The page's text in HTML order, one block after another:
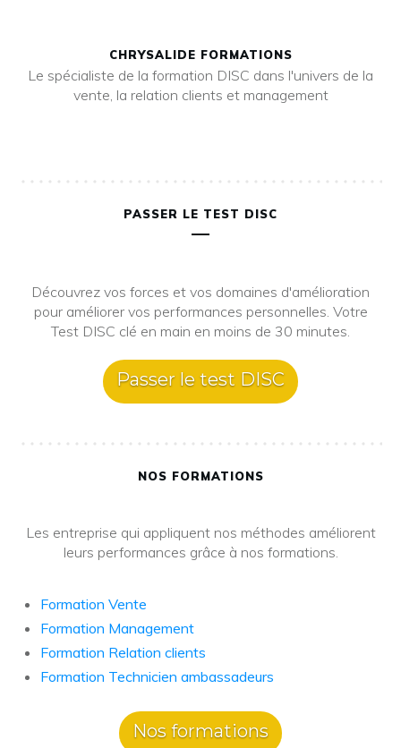
CHRYSALIDE FORMATIONS
Le spécialiste de la formation DISC dans l'univers de la
vente, la relation clients et management
PASSER LE TEST DISC
Découvrez vos forces et vos domaines d'amélioration
pour améliorer vos performances personnelles. Votre
Test DISC clé en main en moins de 30 minutes.
Passer le test DISC
NOS FORMATIONS
Les entreprise qui appliquent nos méthodes améliorent
leurs performances grâce à nos formations.
Formation Vente
Formation Management
Formation Relation clients
Formation Technicien ambassadeurs
Nos formations